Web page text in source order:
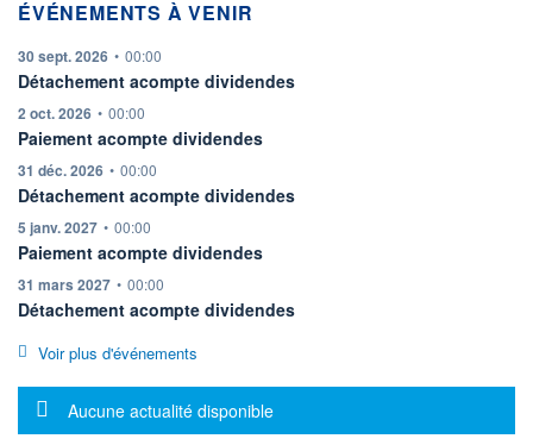
Politique d'exécution
Sociétés pétrolières et
gazières intégrées
OUVERTURE
74,1600
74,5800
ÉVÉNEMENTS À VENIR
information fournie par
30 sept. 2026 • 00:00
Détachement acompte dividendes
information fournie par
2 oct. 2026 • 00:00
Paiement acompte dividendes
information fournie par
31 déc. 2026 • 00:00
Détachement acompte dividendes
information fournie par
5 janv. 2027 • 00:00
Paiement acompte dividendes
information fournie par
31 mars 2027 • 00:00
Détachement acompte dividendes
Voir plus d'événements
Message d'information
Aucune actualité disponible